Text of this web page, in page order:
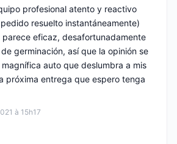
à 15h17
profesional atento y reactivo
resuelto instantáneamente)
eficaz, desafortunadamente
germinación, así que la opinión se
auto que deslumbra a mis
próxima entrega que espero tenga